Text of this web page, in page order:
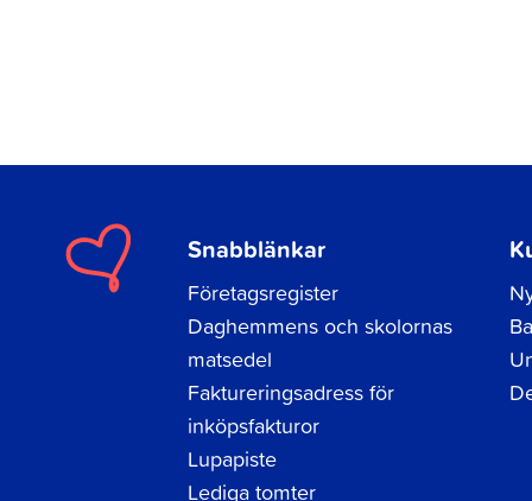
Snabblänkar
Företagsregister
Daghemmens och skolornas
matsedel
Faktureringsadress för
inköpsfakturor
Lupapiste
Lediga tomter